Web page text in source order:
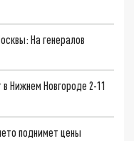
На генералов
Нижнем Новгороде 2-11
поднимет цены